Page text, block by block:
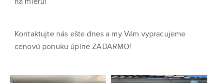
Kontaktujte nás ešte dnes a my Vám vypracujeme
cenovú ponuku úplne ZADARMO!